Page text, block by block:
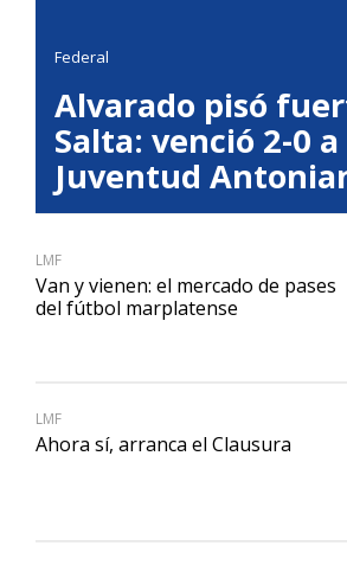
Federal
Alvarado pisó
Salta: venció 2-0 a
Juventud
LMF
Van y vienen: el mercado de pases
del fútbol marplatense
LMF
Ahora sí, arranca el Clausura